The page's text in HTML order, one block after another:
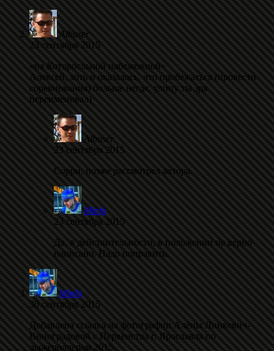
Albuser
23 сентября 2015
«на Которосльной набежежной»
Алексей, хоть и оказалось, что пробежаться (провести
соревнования) больше негде, улицу ты зря
переименовал)
Albuser
23 сентября 2015
Сорри, позже рассмотрел автора.
Minfo
23 сентября 2015
Да, в действительности, в положении не верно
написано. Надо поправить.
Minfo
30 сентября 2015
Добавлена ссылка на фотографии Алёны Линкевич-
Виноградовой с Первенства г. Ярославля по
лыжероллерам 2015.